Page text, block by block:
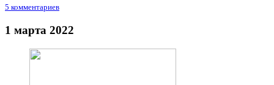
5 комментариев
1 марта 2022